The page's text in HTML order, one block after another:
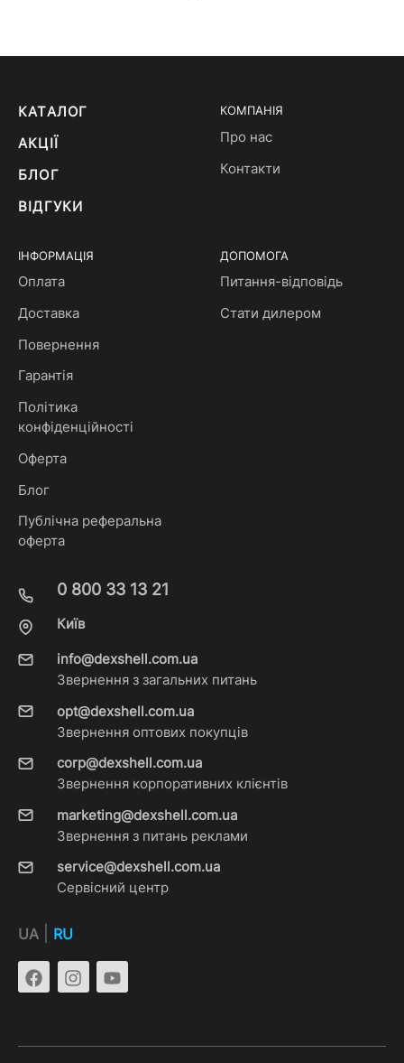
КАТАЛОГ
АКЦІЇ
БЛОГ
ВІДГУКИ
КОМПАНІЯ
Про нас
Контакти
ІНФОРМАЦІЯ
Оплата
Доставка
Повернення
Гарантія
Політика
конфіденційності
Оферта
Блог
Публічна реферальна
оферта
ДОПОМОГА
Питання-відповідь
Стати дилером
0 800 33 13 21
Київ
info@dexshell.com.ua
Звернення з загальних питань
opt@dexshell.com.ua
Звернення оптових покупців
corp@dexshell.com.ua
Звернення корпоративних клієнтів
marketing@dexshell.com.ua
Звернення з питань реклами
service@dexshell.com.ua
Сервісний центр
UA RU